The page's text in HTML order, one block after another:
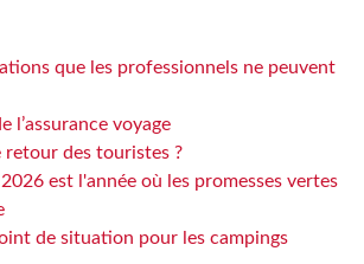
que les professionnels ne peuvent
l’assurance voyage
retour des touristes ?
est l'année où les promesses vertes
de situation pour les campings